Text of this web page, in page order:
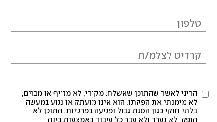
הריני לאשר שהתוכן שאשלח: מקורי, לא מזויף או מבוים,
לא מימנתי את הפקתו, הוא אינו מועתק או נגוע במעשה
בלתי חוקי כגון הסגת גבול ופגיעה בפרטיות. התוכן לא
הופק, לא נערך ולא עבר כל עיבוד באמצעות בינה